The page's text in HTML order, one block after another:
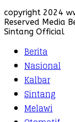
copyright 2024
Reserved Media
Sintang Official
Berita
Nasional
Kalbar
Sintang
Melawi